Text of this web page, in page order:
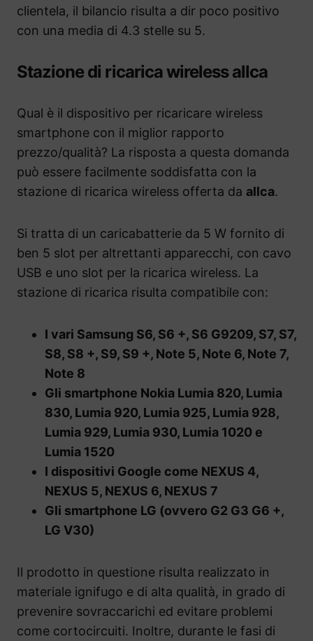
clientela, il bilancio risulta a dir poco positivo
con una media di 4.3 stelle su 5.
Stazione di ricarica wireless allca
Qual è il dispositivo per ricaricare wireless
smartphone con il miglior rapporto
prezzo/qualità? La risposta a questa domanda
può essere facilmente soddisfatta con la
stazione di ricarica wireless offerta da allca.
Si tratta di un caricabatterie da 5 W fornito di
ben 5 slot per altrettanti apparecchi, con cavo
USB e uno slot per la ricarica wireless. La
stazione di ricarica risulta compatibile con:
I vari Samsung S6, S6 +, S6 G9209, S7, S7,
S8, S8 +, S9, S9 +, Note 5, Note 6, Note 7,
Note 8
Gli smartphone Nokia Lumia 820, Lumia
830, Lumia 920, Lumia 925, Lumia 928,
Lumia 929, Lumia 930, Lumia 1020 e
Lumia 1520
I dispositivi Google come NEXUS 4,
NEXUS 5, NEXUS 6, NEXUS 7
Gli smartphone LG (ovvero G2 G3 G6 +,
LG V30)
Il prodotto in questione risulta realizzato in
materiale ignifugo e di alta qualità, in grado di
prevenire sovraccarichi ed evitare problemi
come cortocircuiti. Inoltre, durante le fasi di